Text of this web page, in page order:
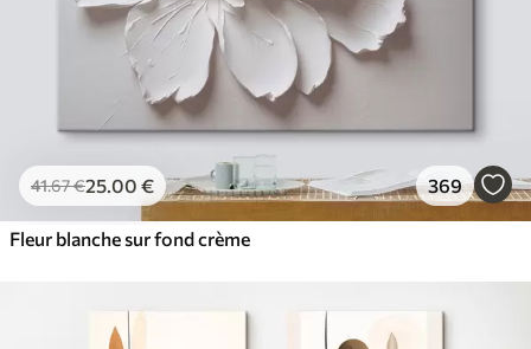
41.67€25.00 € 369
Fleur blanche sur fond crème